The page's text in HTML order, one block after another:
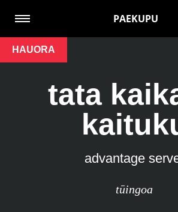
PAEKUPU
HAUORA
tata
advantage
tūingoa